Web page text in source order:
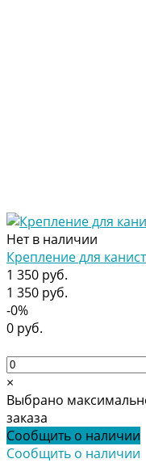
Нет в наличии
Крепление для
1 350 руб.
1 350 руб.
-0%
0 руб.
×
Выбрано
заказа
Сообщить о наличии
Сообщить о наличии